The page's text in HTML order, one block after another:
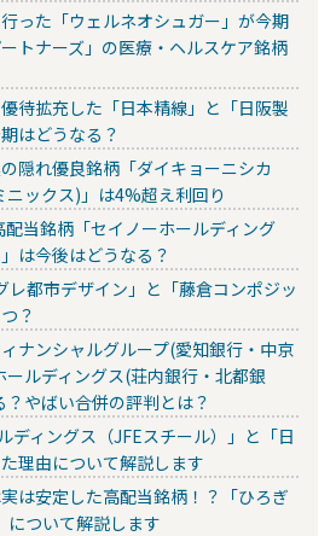
行った「ウェルネオシュガー」が今期
トナーズ」の医療・ヘルスケア銘柄
待拡充した「日本精線」と「日阪製
はどうなる？
隠れ優良銘柄「ダイキョーニシカ
ックス)」は4%超え利回り
配当銘柄「セイノーホールディング
は今後はどうなる？
レ都市デザイン」と「藤倉コンポジッ
？
ィナンシャルグループ(愛知銀行・中京
ルディングス(荘内銀行・北都銀
やばい合併の評判とは？
ディングス（JFEスチール）」と「日
理由について解説します
は安定した高配当銘柄！？「ひろぎ
について解説します